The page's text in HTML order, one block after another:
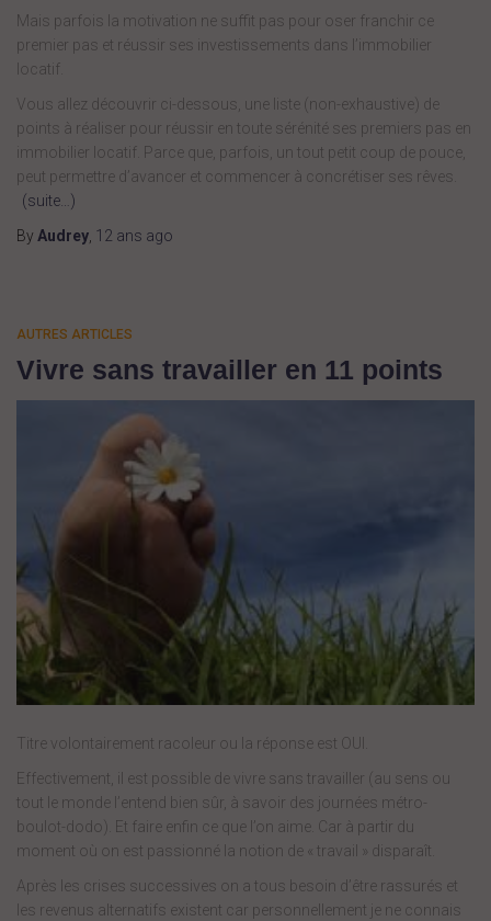
Mais parfois la motivation ne suffit pas pour oser franchir ce
premier pas et réussir ses investissements dans l’immobilier
locatif.
Vous allez découvrir ci-dessous, une liste (non-exhaustive) de
points à réaliser pour réussir en toute sérénité ses premiers pas en
immobilier locatif. Parce que, parfois, un tout petit coup de pouce,
peut permettre d’avancer et commencer à concrétiser ses rêves.
(suite…)
By Audrey 12 ans ago
AUTRES ARTICLES
Vivre sans travailler en 11 points
Titre volontairement racoleur ou la réponse est OUI.
Effectivement, il est possible de vivre sans travailler (au sens ou
tout le monde l’entend bien sûr, à savoir des journées métro-
boulot-dodo). Et faire enfin ce que l’on aime. Car à partir du
moment où on est passionné la notion de « travail » disparaît.
Après les crises successives on a tous besoin d’être rassurés et
les revenus alternatifs existent car personnellement je ne connais